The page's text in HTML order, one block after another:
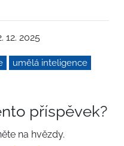
12. 2025
umělá inteligence
příspěvek?
na hvězdy.